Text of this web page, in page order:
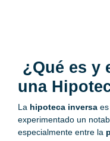
¿Qué es y
una
La hipoteca inversa
experimentado un
especialmente entre la